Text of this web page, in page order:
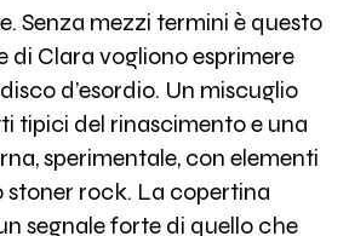
Senza mezzi termini è questo
di Clara vogliono esprimere
d’esordio. Un miscuglio
tipici del rinascimento e una
sperimentale, con elementi
stoner rock. La copertina
segnale forte di quello che